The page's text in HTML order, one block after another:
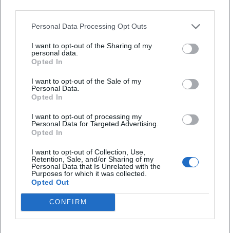
Personal Data Processing Opt Outs
I want to opt-out of the Sharing of my
personal data.
Opted In
I want to opt-out of the Sale of my
Personal Data.
Opted In
I want to opt-out of processing my
Personal Data for Targeted Advertising.
Opted In
I want to opt-out of Collection, Use,
Retention, Sale, and/or Sharing of my
Personal Data that Is Unrelated with the
Purposes for which it was collected.
Opted Out
CONFIRM
Arbeiten Corinths fielen der Säuberung zum Opfer;
manche wurden in der berüchtigten Ausstellung
vorgeführt, andere ins Ausland verkauft oder vernichtet.
Der Angriff auf die Moderne zerstörte Kontexte, zerschnitt
Werkbiografien und verstellte für Jahrzehnte die Rezeption.
Erst posthum – durch Forschung, Restitution und
ihrer ganzen Spannweite sichtbar. Diese historische
Erfahrung ist Teil der heutigen Autorität des Kanons: Was
Ausgewählte Werke und ihre kunsthistorische Einordnung
Corinths Porträts sind Laboratorien der Psychologie: Sie
verbinden genaue Physiognomik mit malerischer Freiheit
– ein Spannungsfeld, das ihn von rein optischen